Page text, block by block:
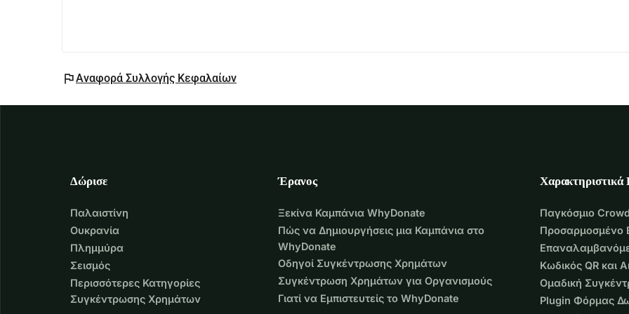
flagΑναφορά Συλλογής Κεφαλαίων
Δώρισε
Παλαιστίνη
Ουκρανία
Πλημμύρα
Σεισμός
Περισσότερες Κατηγορίες
Συγκέντρωσης Χρημάτων
Έρανος
Ξεκίνα Καμπάνια WhyDonate
Πώς να Δημιουργήσεις μια Καμπάνια στο
WhyDonate
Οδηγοί Συγκέντρωσης Χρημάτων
Συγκέντρωση Χρημάτων για Οργανισμούς
Γιατί να Εμπιστευτείς το WhyDonate
Παγκόσμιο
Προσαρμοσμένο
Κωδικός QR και
Ομαδική
Plugin Φόρμας